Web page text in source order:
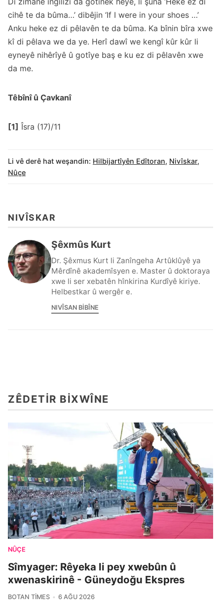
cihê te da bûma…’ dibêjin ‘If I were in your shoes …’
Anku heke ez di pêlavên te da bûma. Ka bînin bîra xwe
kî di pêlava we da ye. Herî dawî we kengî kûr kûr li
eyneyê nihêrîyê û gotîye baş e ku ez di pêlavên xwe
da me.
Têbînî û Çavkanî
[1] Îsra (17)/11
Li vê derê hat weşandin: Hilbijartîyên Edîtoran, Nivîskar,
Nûçe
NIVÎSKAR
Şêxmûs Kurt
Dr. Şêxmus Kurt li Zanîngeha Artûklûyê ya
Mêrdînê akademîsyen e. Master û doktoraya
xwe li ser xebatên hînkirina Kurdîyê kiriye.
Helbestkar û wergêr e.
NIVÎSAN BIBÎNE
ZÊDETIR BIXWÎNE
NÛÇE
Sîmyager: Rêyeka li pey xwebûn û
xwenaskirinê - Güneydoğu Ekspres
BOTAN TIMES 6 AĞU 2026